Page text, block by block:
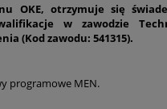
OKE, otrzymuje się
w zawodzie
(Kod zawodu: 541315).
programowe MEN.